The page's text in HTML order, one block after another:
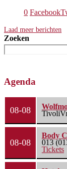
0 Facebook
Laad meer berichten
Zoeken
Agenda
08-08
08-08
Body
013
Tickets